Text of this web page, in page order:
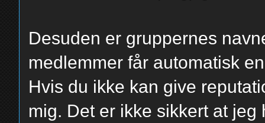
Desuden er gruppernes
medlemmer får automatisk
Hvis du ikke kan give
mig. Det er ikke sikkert at